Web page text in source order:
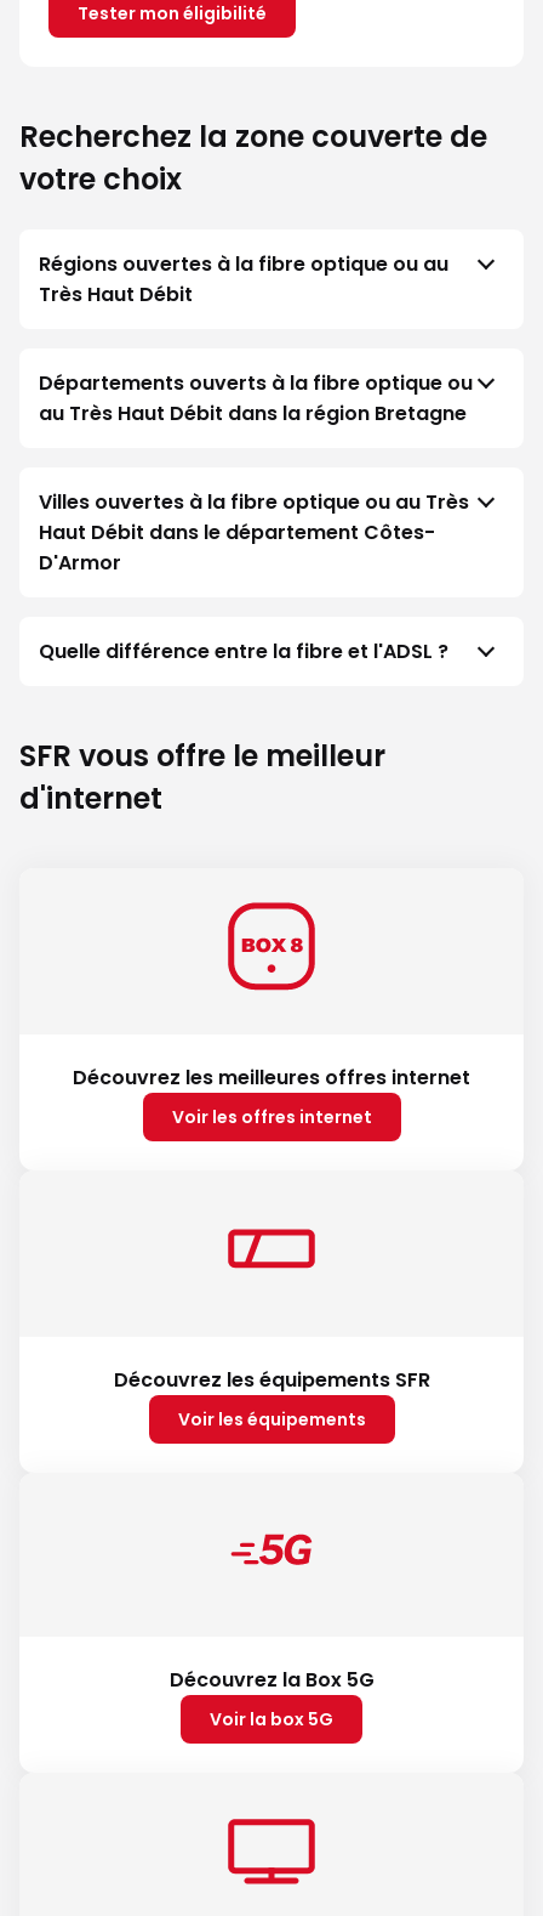
Tester mon éligibilité
Recherchez la zone couverte de
votre choix
Régions ouvertes à la fibre optique ou au
Très Haut Débit
Départements ouverts à la fibre optique ou
au Très Haut Débit dans la région Bretagne
Villes ouvertes à la fibre optique ou au Très
Haut Débit dans le département Côtes-
D'Armor
Quelle différence entre la fibre et l'ADSL ?
SFR vous offre le meilleur
d'internet
Découvrez les meilleures offres internet
Voir les offres internet
Découvrez les équipements SFR
Voir les équipements
Découvrez la Box 5G
Voir la box 5G